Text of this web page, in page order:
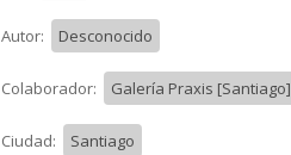
Autor: Desconocido
Colaborador: Galería Praxis [Santiago]
Ciudad: Santiago